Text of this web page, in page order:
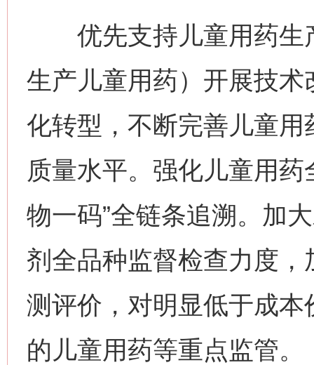
优先支持儿童用药生
生产儿童用药）开展技
化转型，不断完善儿童
质量水平。强化儿童用
物一码”全链条追溯。加
剂全品种监督检查力度
测评价，对明显低于成
的儿童用药等重点监管。